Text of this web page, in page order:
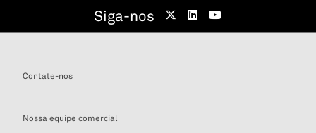
Siga-nos
Contate-nos
Nossa equipe comercial